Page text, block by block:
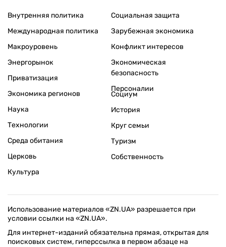
Внутренняя политика
Международная политика
Макроуровень
Энергорынок
Приватизация
Экономика регионов
Социальная защита
Зарубежная экономика
Конфликт интересов
Экономическая
безопасность
Персоналии
Наука
Технологии
Среда обитания
Церковь
Культура
Социум
История
Круг семьи
Туризм
Собственность
Использование материалов «ZN.UA» разрешается при
условии ссылки на «ZN.UA».
Для интернет-изданий обязательна прямая, открытая для
поисковых систем, гиперссылка в первом абзаце на